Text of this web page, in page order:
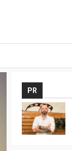
PR